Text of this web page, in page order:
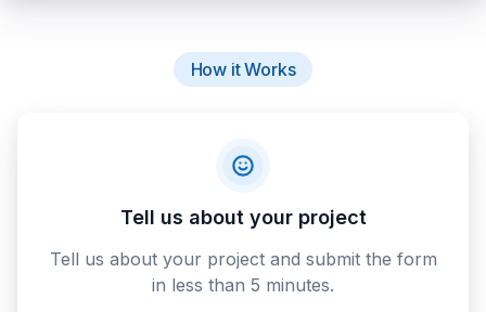
How it Works
Tell us about your project
Tell us about your project and submit the form
in less than 5 minutes.